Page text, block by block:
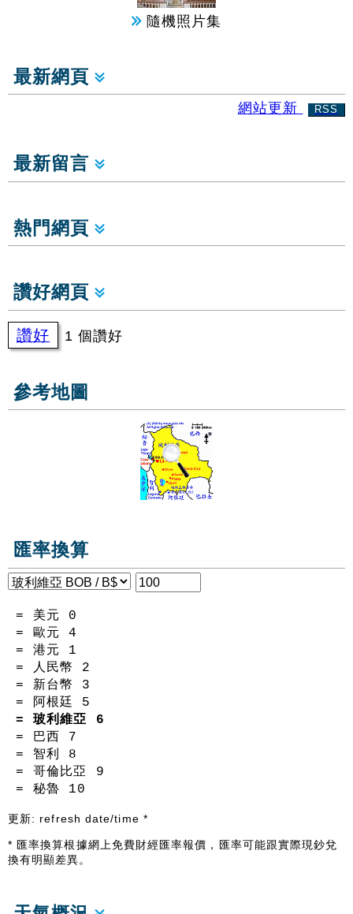
隨機照片集
最新網頁
網站更新 RSS
最新留言
熱門網頁
讚好網頁
讚好 1 個讚好
參考地圖
匯率換算
= 美元 0
= 歐元4
= 港元 1
= 人民幣 2
= 新台幣 3
= 阿根廷 5
= 玻利維亞 6
= 巴西 7
= 智利 8
= 哥倫比亞 9
= 秘魯 10
更新: refresh date/time *
* 匯率換算根據網上免費財經匯率報價，匯率可能跟實際現鈔兌
換有明顯差異。